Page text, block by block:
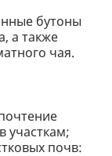
бутоны
а также
чая.
участкам;
почв: